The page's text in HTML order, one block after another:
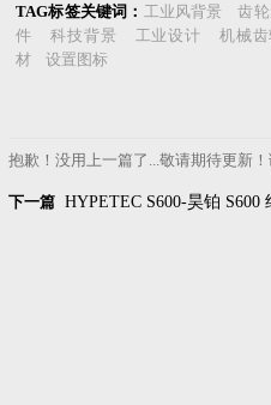
TAG标签关键词： 工业风背景 齿
件 科技背景 工业设计 机械
材 设置图标
抱歉！没用上一篇了...敬请期待更新！
下一篇HYPETEC S600-昊铂 S600